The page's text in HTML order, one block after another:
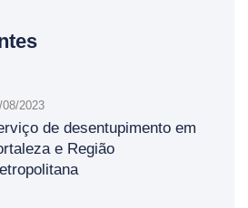
08/2023
de desentupimento em
e Região